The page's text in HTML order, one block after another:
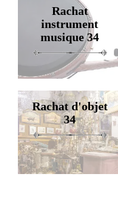
Rachat
instrument
musique 34
Rachat d'objet
34